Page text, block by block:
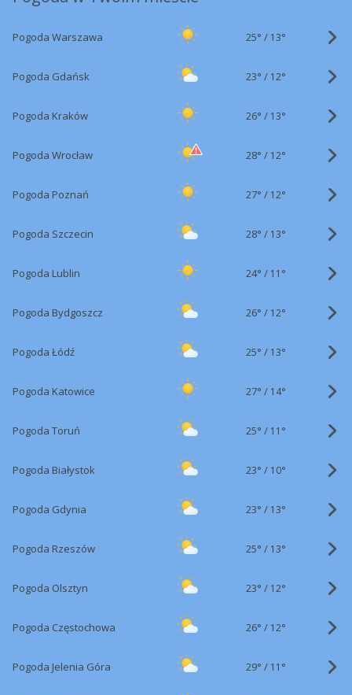
Pogoda Warszawa 25° / 13°
Pogoda Gdańsk 23° / 12°
Pogoda Kraków 26° / 13°
Pogoda Wrocław 28° / 12°
Pogoda Poznań 27° / 12°
Pogoda Szczecin 28° / 13°
Pogoda Lublin 24° / 11°
Pogoda Bydgoszcz 26° / 12°
Pogoda Łódź 25° / 13°
Pogoda Katowice 27° / 14°
Pogoda Toruń 25° / 11°
Pogoda Białystok 23° / 10°
Pogoda Gdynia 23° / 13°
Pogoda Rzeszów 25° / 13°
Pogoda Olsztyn 23° / 12°
Pogoda Częstochowa 26° / 12°
Pogoda Jelenia Góra 29° / 11°